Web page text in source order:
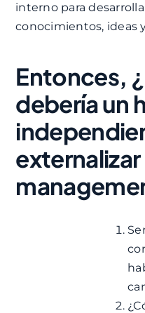
interno para
conocimientos, ideas
Entonces,
debería un